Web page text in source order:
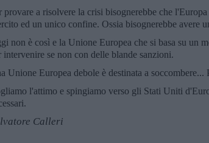
provare a risolvere la crisi bisognerebbe che
ed un unico confine. Ossia bisognerebbe avere
non è così e la Unione Europea che si basa su un
intervenire se non con delle blande sanzioni.
Unione Europea debole è destinata a soccombere...
l'attimo e spingiamo verso gli Stati Uniti
Calleri